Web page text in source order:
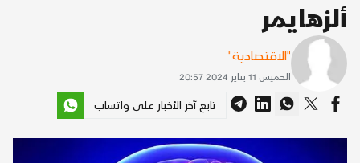
ألزهايمر
"الاقتصادية"
الخميس 11 يناير 2024 20:57
تابع آخر الأخبار على واتساب